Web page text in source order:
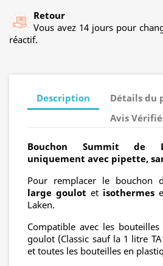
Retour
Vous avez 14 jours pour
réactif.
Description
Détails du
Avis
Bouchon Summit de
uniquement avec pipette,
Pour remplacer le bouchon
large goulot et isothermes
Laken.
Compatible avec les
goulot (Classic sauf la 1 litre
et toutes les bouteilles en